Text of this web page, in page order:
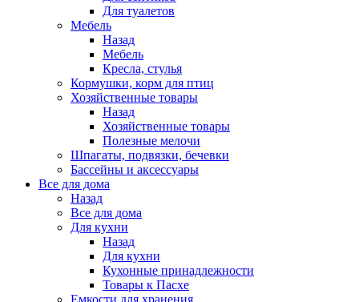
Для туалетов
Мебель
Назад
Мебель
Кресла, стулья
Кормушки, корм для птиц
Хозяйственные товары
Назад
Хозяйственные товары
Полезные мелочи
Шпагаты, подвязки, бечевки
Бассейны и аксессуары
Все для дома
Назад
Все для дома
Для кухни
Назад
Для кухни
Кухонные принадлежности
Товары к Пасхе
Емкости для хранения